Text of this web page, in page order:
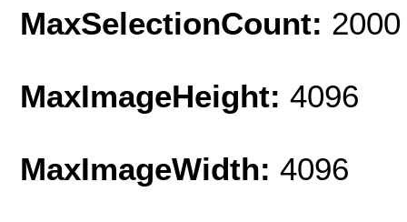
MaxSelectionCount: 2000
MaxImageHeight: 4096
MaxImageWidth: 4096